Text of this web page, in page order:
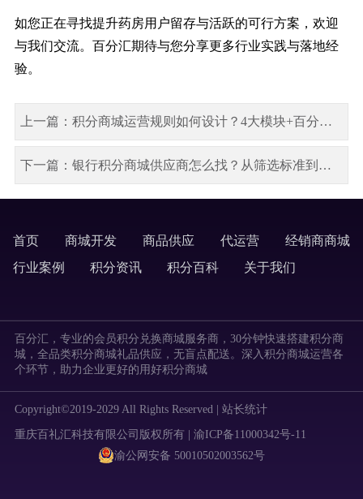
如您正在寻找提升药房用户留存与活跃的可行方案，欢迎
与我们交流。百分汇期待与您分享更多行业实践与落地经
验。
上一篇：积分商城运营规则如何设计？4大模块+百分汇实操参考
下一篇：银行积分商城供应商怎么找？从筛选标准到落地适配，附百分汇服务参考
首页 商城开发 商品供应 代运营
经销商商城
行业案例
积分资讯 积分百科 关于我们
百分汇，专业的会员积分兑换商城服务商，30分钟快速搭建积分商
城，全品类积分商城礼品供应，无盲点配送。深入积分商城运营各
个环节，助力企业更好的用好积分商城
Copyright©2019-2029 All Rights Reserved | 站长统计
重庆百礼汇科技有限公司版权所有 | 渝ICP备11000342号-11
渝公网安备 50010502003562号